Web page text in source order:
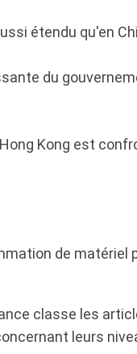
étendu qu'en
du
Kong est
de matériel
classe les
leurs